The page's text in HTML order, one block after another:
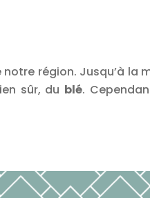
région. Jusqu’à la
sûr, du blé.